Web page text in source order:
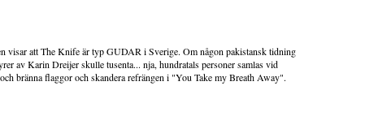
visar att The Knife är typ GUDAR i Sverige. Om någon pakistansk tidning
av Karin Dreijer skulle tusenta... nja, hundratals personer samlas vid
bränna flaggor och skandera refrängen i "You Take my Breath Away".